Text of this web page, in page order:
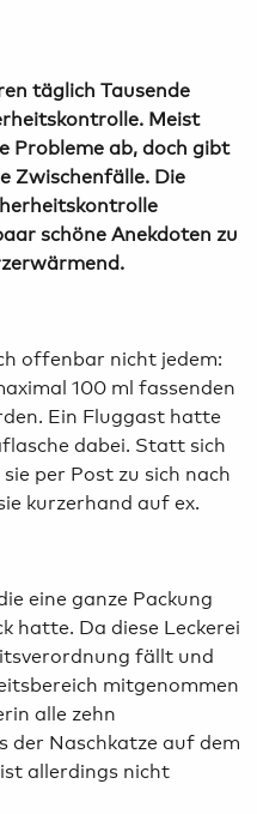
täglich Tausende
Meist
Probleme ab, doch gibt
Zwischenfälle. Die
schöne Anekdoten zu
offenbar nicht jedem:
100 ml fassenden
Ein Fluggast hatte
dabei. Statt sich
per Post zu sich nach
kurzerhand auf ex.
eine ganze Packung
hatte. Da diese Leckerei
fällt und
mitgenommen
alle zehn
der Naschkatze auf dem
allerdings nicht